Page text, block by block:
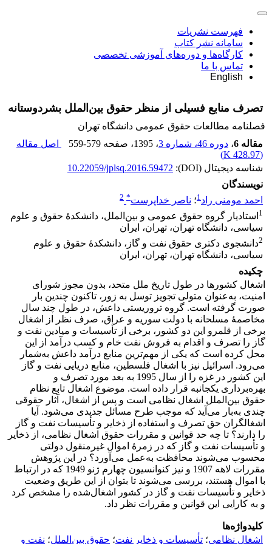
فهرست نشریات
سامانه نشر کتاب
کارگاه‌ها و دوره‌های آموزشی تخصصی
تماس با ما
English
تصرف منابع فسیلی از منظر حقوق بین‌الملل بشردوستانه
فصلنامه مطالعات حقوق عمومی دانشگاه تهران
مقاله 6
، دوره 46، شماره 3 ، 1395 ، صفحه 559-579
اصل مقاله
(
428.97 K
)
شناسه دیجیتال (DOI):
10.22059/jplsq.2016.59472
نویسندگان
احمد مومنی راد1؛ ناصر خداپرست*
2
1 استادیار گروه حقوق عمومی و بین‌الملل، دانشکدۀ حقوق و علوم
سیاسی، دانشگاه تهران، تهران، ایران
2دانشجوی دکتری حقوق نفت و گاز، دانشکدۀ حقوق و علوم
سیاسی، دانشگاه تهران، تهران، ایران
چکیده
اشغال کشورها در طول تاریخ ملل متحد، بدون مجوز شورای
امنیت، به‌عنوان متولی تجویز توسل به زور، تاکنون چندین بار
صورت گرفته است. گروه تروریستی داعش، در طول چند سال
مخاصمۀ مسلحانه با دولت سوریه و عراق، صرف نظر از اشغال
برخی از قلمرو این دو کشور، برخی از تأسیسات و میادین نفت و
گاز را تصرف و اقدام به فروش نفت خام و کسب درآمد از این
محل کرده است که یکی از مهم‌ترین منابع درآمد داعش به‌شمار
می‌رود. اسرائیل نیز با اشغال فلسطین، منابع دریایی نفت و گاز
این کشور در غزه را از سال 1995 به بعد مورد تصرف و
بهره‌برداری یکجانبه قرار داده است. موضوع اشغال تابع نظام
حقوق بین‌الملل اشغال نظامی است و پس از اشغال، آثار حقوقی
چندی به‌بار می‌آید که موجب طرح مسائل جدیدی می‌شود. آیا
اشغالگران حق تصرف و استفاده از ذخایر و تأسیسات نفت و گاز
را دارند؟ تا چه حد قوانین و مقررات حقوق اشغال نظامی، از ذخایر
و تأسیسات نفت و گاز که در زمرۀ اموال غیرمنقول دولتی
محسوب می‌‌شوند محافظت به‌عمل می‌آورد؟ در این پژوهش
مقررات لاهه 1907 و نیز کنوانسیون چهارم ژنو 1949 که در ارتباط
با اموال هستند، بررسی می‌شوند تا بتوان از این طریق وضعیت
ذخایر و تأسیسات نفت و گاز در کشور اشغال‌شده را مشخص کرد
و به کارایی این قوانین و مقررات نظر داد.
کلیدواژه‌ها
اشغال نظامی؛ تأسیسات و ذخایر نفت؛ حقوق بین‌الملل؛ نفت و